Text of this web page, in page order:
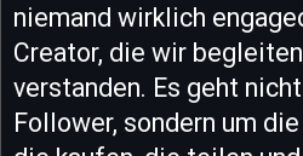
niemand wirklich
Creator, die wir
verstanden. Es geht
Follower, sondern um